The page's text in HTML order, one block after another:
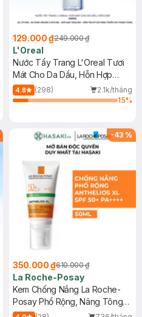
129.000 ₫249.000 ₫
L'Oreal
Nước Tẩy Trang L'Oreal Tươi
Mát Cho Da Dầu, Hỗn Hợp
400ml
4.8 (298)
2.1k/tháng
15%
-43 %
350.000 ₫610.000 ₫
La Roche-Posay
Kem Chống Nắng La Roche-
Posay Phổ Rộng, Nâng Tông
Kiềm Dầu 50ml